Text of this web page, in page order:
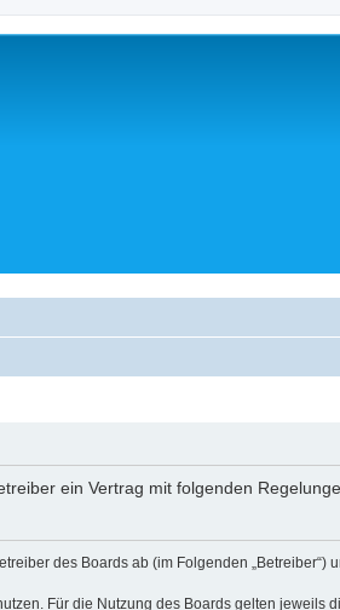
ein Vertrag mit folgenden
des Boards ab (im Folgenden
Für die Nutzung des Boards gelten jeweils